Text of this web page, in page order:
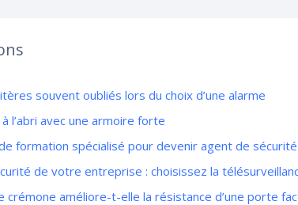
souvent oubliés lors du choix d’une alarme
l’abri avec une armoire forte
formation spécialisé pour devenir agent de sécurité
de votre entreprise : choisissez la
crémone améliore-t-elle la résistance d’une porte